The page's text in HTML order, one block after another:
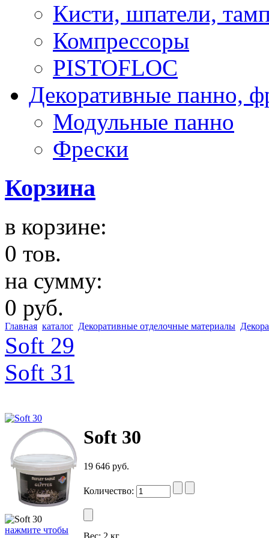
Кисти, шпатели,
Компрессоры
PISTOFLOC
Декоративные панно,
Модульные панно
Фрески
Корзина
в корзине:
0 тов.
на сумму:
0 руб.
Главная каталог Декоративные отделочные материалы
Soft 29
Soft 31
нажмите чтобы
Soft 30
19 646 руб.
Количество: